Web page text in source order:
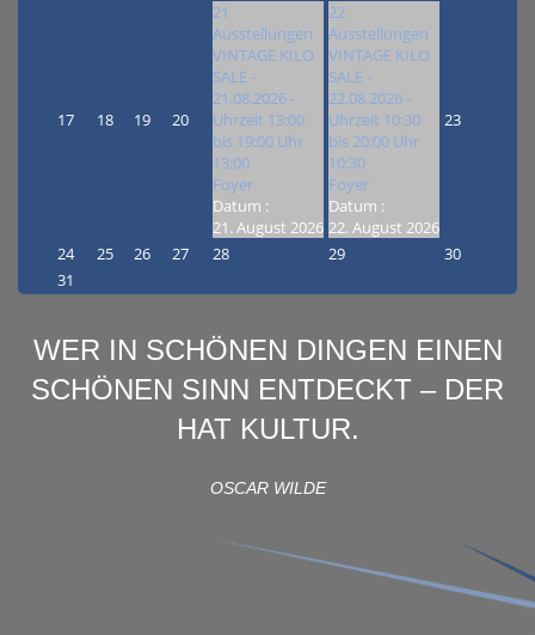
17 18 19 20
21
Ausstellungen
VINTAGE KILO
SALE -
21.08.2026 -
Uhrzeit 13:00
bis 19:00 Uhr
13:00
Foyer
Datum :
21. August 2026
22
Ausstellungen
VINTAGE KILO
SALE -
22.08.2026 -
Uhrzeit 10:30
bis 20:00 Uhr
10:30
Foyer
Datum :
22. August 2026
23
24 25 26 27 28 29
30
31
WER IN SCHÖNEN DINGEN EINEN
SCHÖNEN SINN ENTDECKT – DER
HAT KULTUR.
OSCAR WILDE